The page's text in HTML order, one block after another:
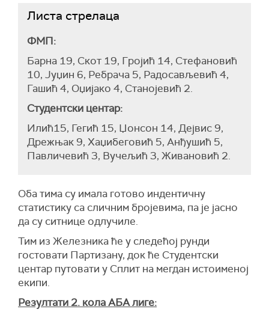
Листа стрелаца
ФМП:
Барна 19, Скот 19, Гројић 14, Стефановић
10, Јуџин 6, Ребрача 5, Радосављевић 4,
Гашић 4, Оџијако 4, Станојевић 2.
Студентски центар:
Илић15, Гегић 15, Џонсон 14, Дејвис 9,
Дрежњак 9, Хаџибеговић 5, Анђушић 5,
Павличевић 3, Вучељић 3, Живановић 2.
Оба тима су имала готово индентичну
статистику са сличним бројевима, па је јасно
да су ситнице одлучиле.
Тим из Железника ће у следећој рунди
гостовати Партизану, док ће Студентски
центар путовати у Сплит на мегдан истоименој
екипи.
Резултати 2. кола АБА лиге: